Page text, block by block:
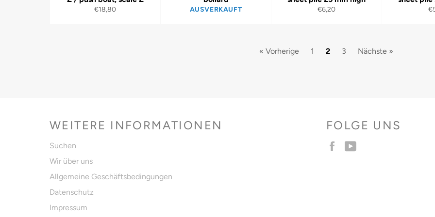
Normaler
€18,80 AUSVERKAUFT
Normaler
€6,20
« Vorherige 1 2 3 Nächste »
WEITERE INFORMATIONEN
Suchen
Wir über uns
Allgemeine Geschäftsbedingungen
Datenschutz
Impressum
FOLGE UNS
Facebook